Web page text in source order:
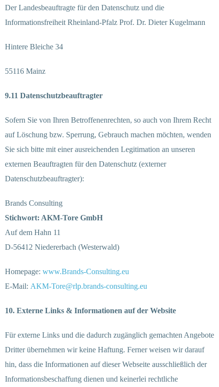
Der Landesbeauftragte für den Datenschutz und die
Informationsfreiheit Rheinland-Pfalz Prof. Dr. Dieter Kugelmann
Hintere Bleiche 34
55116 Mainz
9.11 Datenschutzbeauftragter
Sofern Sie von Ihren Betroffenenrechten, so auch von Ihrem Recht
auf Löschung bzw. Sperrung, Gebrauch machen möchten, wenden
Sie sich bitte mit einer ausreichenden Legitimation an unseren
externen Beauftragten für den Datenschutz (externer
Datenschutzbeauftragter):
Brands Consulting
Stichwort: AKM-Tore GmbH
Auf dem Hahn 11
D-56412 Niedererbach (Westerwald)
Homepage: www.Brands-Consulting.eu
E-Mail: AKM-Tore@rlp.brands-consulting.eu
10. Externe Links & Informationen auf der Website
Für externe Links und die dadurch zugänglich gemachten Angebote
Dritter übernehmen wir keine Haftung. Ferner weisen wir darauf
hin, dass die Informationen auf dieser Webseite ausschließlich der
Informationsbeschaffung dienen und keinerlei rechtliche